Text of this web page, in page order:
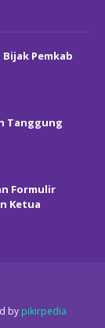
Pemkab
Tanggung
Formulir
Ketua
by pikirpedia